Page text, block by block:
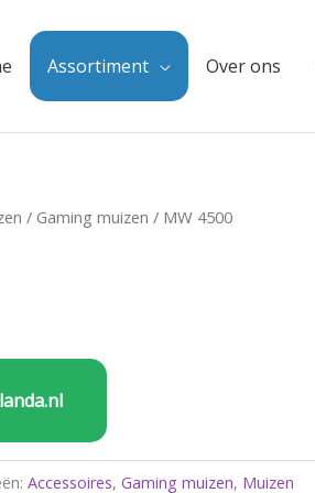
Assortiment Over ons
/ Gaming muizen / MW 4500
Accessoires,Gaming muizen, Muizen